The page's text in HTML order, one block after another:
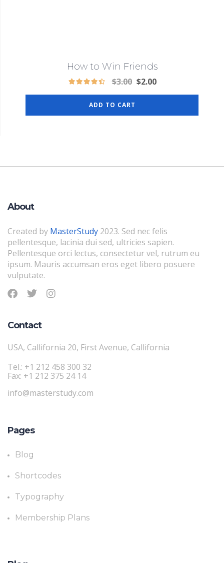
How to Win Friends
$3.00 $2.00
ADD TO CART
About
Created by MasterStudy 2023. Sed nec felis
pellentesque, lacinia dui sed, ultricies sapien.
Pellentesque orci lectus, consectetur vel, rutrum eu
ipsum. Mauris accumsan eros eget libero posuere
vulputate.
Contact
USA, Callifornia 20, First Avenue, Callifornia
Tel.: +1 212 458 300 32
Fax: +1 212 375 24 14
info@masterstudy.com
Pages
Blog
Shortcodes
Typography
Membership Plans